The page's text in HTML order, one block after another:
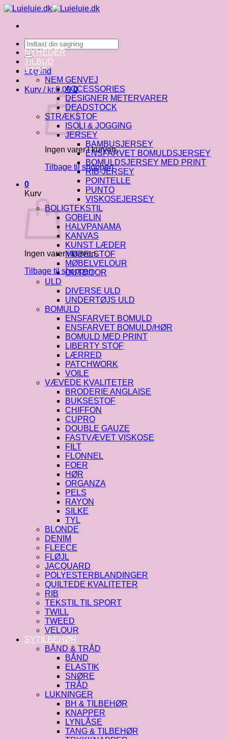
Fortsæt
indhold
Søg
efter:
Log ind
Kurv / kr.0.00 0
Ingen varer i kurven.
Tilbage til shoppen
0
Kurv
Ingen varer i kurven.
Tilbage til shoppen
NYHEDER
TILBUD
STOF
NEM GENVEJ
ACCESSORIES
DESIGNER METERVARER
DEADSTOCK
STRÆKSTOF
ISOLI & JOGGING
JERSEY
BAMBUSJERSEY
ENSFARVET BOMULDSJERSEY
BOMULDSJERSEY MED PRINT
RIB-JERSEY
POINTELLE
PUNTO
VISKOSEJERSEY
BOLIGTEKSTIL
GOBELIN
HALVPANAMA
KANVAS
KUNST LÆDER
MØBELSTOF
MØBELVELOUR
OUTDOOR
ULD
DIVERSE ULD
UNDERTØJS ULD
BOMULD
ENSFARVET BOMULD
ENSFARVET BOMULD/HØR
BOMULD MED PRINT
LIBERTY STOF
LÆRRED
PATCHWORK
VOILE
VÆVEDE KVALITETER
BRODERIE ANGLAISE
BUKSESTOF
CHIFFON
CUPRO
DOUBLE GAUZE
FASTVÆVET VISKOSE
FILT
FLONNEL
FOER
HØR
ORGANZA
PELS
RAYON
SILKE
TYL
BLONDE
DENIM
FLEECE
FLØJL
JACQUARD
POLYESTERBLANDINGER
QUILTEDE KVALITETER
RIB
TEKSTIL TIL SPORT
TWILL
TWEED
VELOUR
SYTILBEHØR
BÅND & TRÅD
BÅND
ELASTIK
SNØRE
TRÅD
LUKNINGER
BH & TILBEHØR
KNAPPER
LYNLÅSE
TANG & TILBEHØR